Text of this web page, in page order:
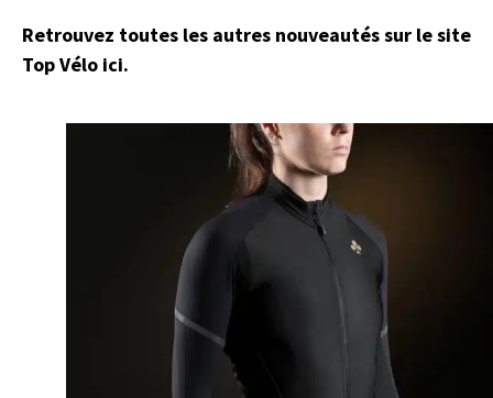
Retrouvez toutes les autres nouveautés sur le site
Top Vélo ici.